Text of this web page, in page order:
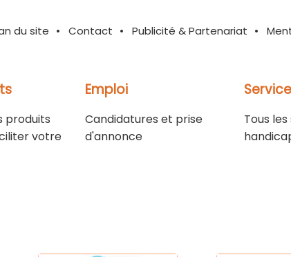
du site Contact Publicité & Partenariat
produits
votre
Emploi
Candidatures et prise
d'annonce
Tous